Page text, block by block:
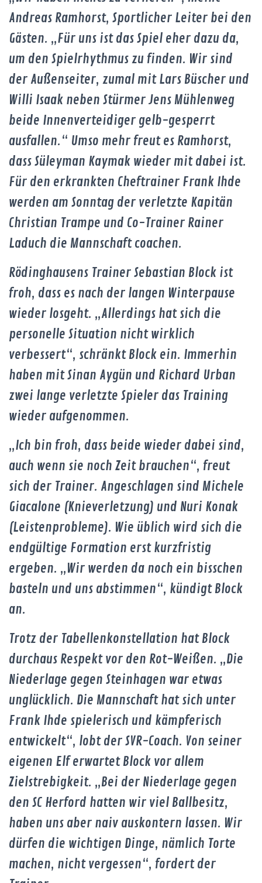
Andreas Ramhorst, Sportlicher Leiter bei den
Gästen. „Für uns ist das Spiel eher dazu da,
um den Spielrhythmus zu finden. Wir sind
der Außenseiter, zumal mit Lars Büscher und
Willi Isaak neben Stürmer Jens Mühlenweg
beide Innenverteidiger gelb-gesperrt
ausfallen.“ Umso mehr freut es Ramhorst,
dass Süleyman Kaymak wieder mit dabei ist.
Für den erkrankten Cheftrainer Frank Ihde
werden am Sonntag der verletzte Kapitän
Christian Trampe und Co-Trainer Rainer
Laduch die Mannschaft coachen.
Rödinghausens Trainer Sebastian Block ist
froh, dass es nach der langen Winterpause
wieder losgeht. „Allerdings hat sich die
personelle Situation nicht wirklich
verbessert“, schränkt Block ein. Immerhin
haben mit Sinan Aygün und Richard Urban
zwei lange verletzte Spieler das Training
wieder aufgenommen.
„Ich bin froh, dass beide wieder dabei sind,
auch wenn sie noch Zeit brauchen“, freut
sich der Trainer. Angeschlagen sind Michele
Giacalone (Knieverletzung) und Nuri Konak
(Leistenprobleme). Wie üblich wird sich die
endgültige Formation erst kurzfristig
ergeben. „Wir werden da noch ein bisschen
basteln und uns abstimmen“, kündigt Block
an.
Trotz der Tabellenkonstellation hat Block
durchaus Respekt vor den Rot-Weißen. „Die
Niederlage gegen Steinhagen war etwas
unglücklich. Die Mannschaft hat sich unter
Frank Ihde spielerisch und kämpferisch
entwickelt“, lobt der SVR-Coach. Von seiner
eigenen Elf erwartet Block vor allem
Zielstrebigkeit. „Bei der Niederlage gegen
den SC Herford hatten wir viel Ballbesitz,
haben uns aber naiv auskontern lassen. Wir
dürfen die wichtigen Dinge, nämlich Torte
machen, nicht vergessen“, fordert der